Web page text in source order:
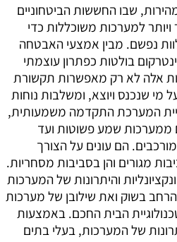
שבו החששות הביטחוניים
ויותר למערכות משוכללות כדי
נפשם. מבין אמצעי האבטחה
בולטות כפתרון עוצמתי
אלה לא רק מאפשרות תקשורת
שנכנס ויוצא, ומשלבות נוחות
המערכת התקדמה משמעותית,
ממערכות שמע פשוטות ועד
הם עונים על הצורך
מגורים והן בסביבות מסחריות.
והיתרונות של המערכות
הרחב בשוק ואת שילובן של מערכות
הבית החכם. באמצעות
של המערכות, בעלי בתים